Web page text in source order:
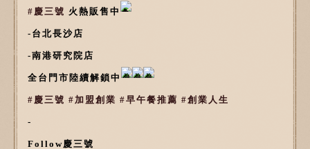
#慶三號 火熱販售中
-台北長沙店
-南港研究院店
全台門市陸續解鎖中
#慶三號 #加盟創業 #早午餐推薦 #創業人生
-
Follow慶三號